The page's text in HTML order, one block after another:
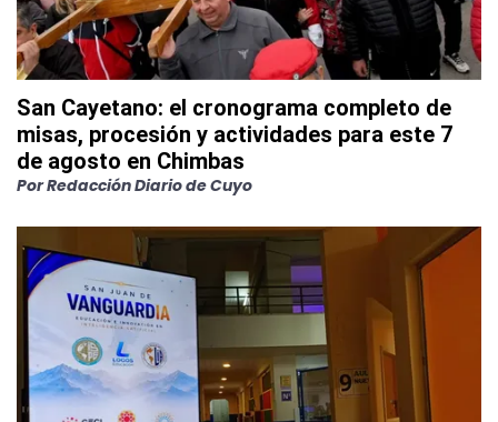
San Cayetano: el cronograma completo de
misas, procesión y actividades para este 7
de agosto en Chimbas
PorRedacción Diario de Cuyo